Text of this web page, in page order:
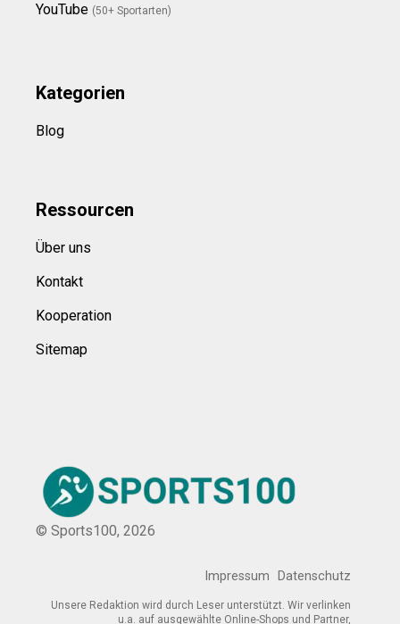
YouTube (50+ Sportarten)
Kategorien
Blog
Ressourcen
Über uns
Kontakt
Kooperation
Sitemap
© Sports100, 2026
Impressum Datenschutz
Unsere Redaktion wird durch Leser unterstützt. Wir verlinken
u.a. auf ausgewählte Online-Shops und Partner,